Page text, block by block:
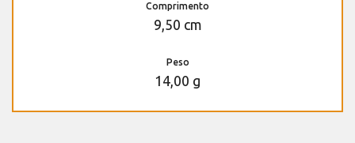
Comprimento
9,50 cm
Peso
14,00 g